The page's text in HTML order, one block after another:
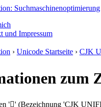
Suchmaschinenoptimierung
und Impressum
› Unicode Startseite › CJK
zum
'𩮱' (Bezeichnung 'CJK